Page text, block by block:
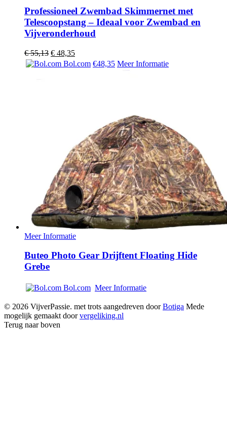
Professioneel Zwembad Skimmernet met
Telescoopstang – Ideaal voor Zwembad en
Vijveronderhoud
€55,13 Oorspronkelijke
prijs
€ 48,35Huidige
prijs
Bol.com €48,35 Meer Informatie
Meer Informatie
Buteo Photo Gear Drijftent Floating Hide
Grebe
Bol.com Meer Informatie
© 2026 VijverPassie. met trots aangedreven doorBotiga Mede
mogelijk gemaakt doorvergeliking.nl
Terug naar boven